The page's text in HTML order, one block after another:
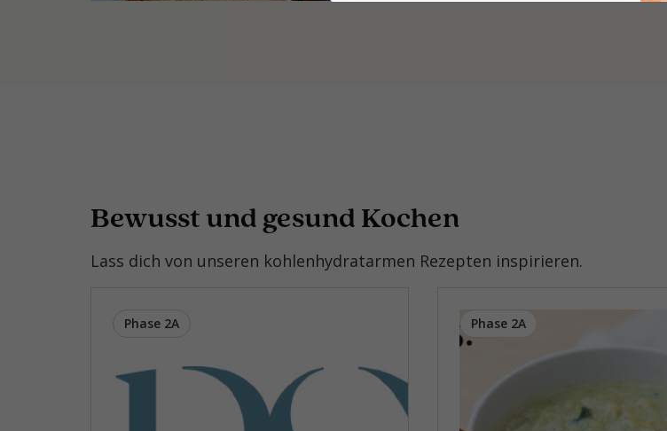
Bewusst und gesund Kochen
Lass dich von unseren kohlenhydratarmen Rezepten inspirieren.
Phase 2A Phase 2A